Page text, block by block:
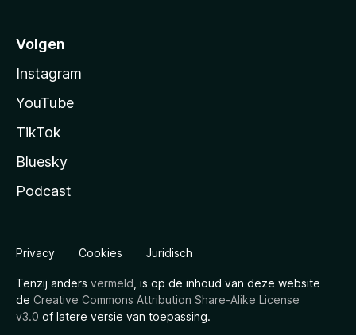
Volgen
Instagram
YouTube
TikTok
Bluesky
Podcast
Privacy Cookies Juridisch
Tenzij anders vermeld , is op de inhoud van deze website
de Creative Commons Attribution Share-Alike License
v3.0 of latere versie van toepassing.